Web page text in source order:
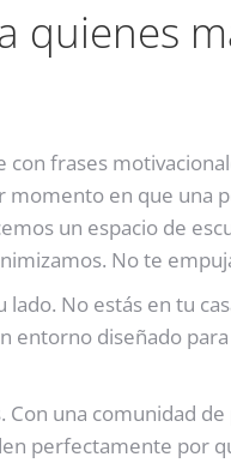
quienes
frases
en que una
un espacio de
No te
No estás en tu
entorno diseñado
una comunidad
perfectamente por